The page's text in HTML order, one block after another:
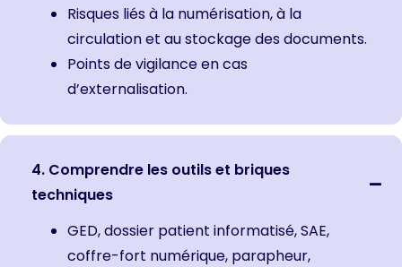
Risques liés à la numérisation, à la
circulation et au stockage des documents.
Points de vigilance en cas
d’externalisation.
4. Comprendre les outils et briques
techniques
GED, dossier patient informatisé, SAE,
coffre-fort numérique, parapheur,